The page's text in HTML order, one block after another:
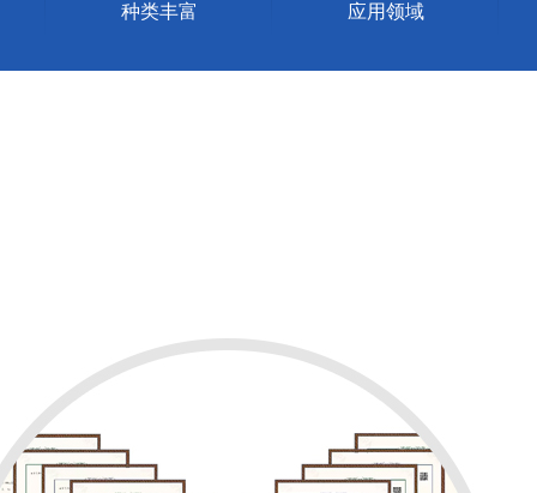
种类丰富 应用领域